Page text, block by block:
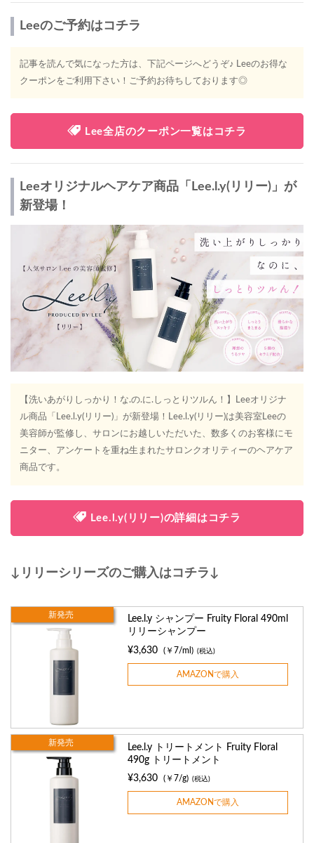
Leeのご予約はコチラ
記事を読んで気になった方は、下記ページへどうぞ♪ Leeのお得な
クーポンをご利用下さい！ご予約お待ちしております◎
Lee全店のクーポン一覧はコチラ
Leeオリジナルヘアケア商品「Lee.l.y(リリー)」が
新登場！
【洗いあがりしっかり！な.の.に.しっとりツルん！】Leeオリジナ
ル商品「Lee.l.y(リリー)」が新登場！Lee.l.y(リリー)は美容室Leeの
美容師が監修し、サロンにお越しいただいた、数多くのお客様にモ
ニター、アンケートを重ね生まれたサロンクオリティーのヘアケア
商品です。
Lee.l.y(リリー)の詳細はコチラ
↓リリーシリーズのご購入はコチラ↓
新発売
Lee.l.y シャンプー Fruity Floral 490ml
リリーシャンプー
¥3,630
(￥7/ml) (税込)
AMAZONで購入
新発売
Lee.l.y トリートメント Fruity Floral
490g トリートメント
¥3,630
(￥7/g) (税込)
AMAZONで購入